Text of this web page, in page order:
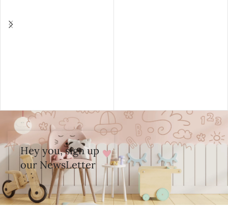
Hey you, sign up
our NewsLetter